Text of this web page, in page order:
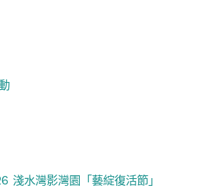
淺水灣影灣園「藝綻復活節」